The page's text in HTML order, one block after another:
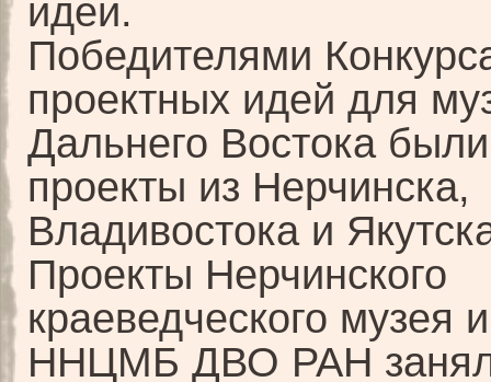
идеи.
Победителями
проектных идей для
Дальнего Востока
проекты из Нерчинска,
Владивостока и
Проекты Нерчинского
краеведческого музея
ННЦМБ ДВО РАН